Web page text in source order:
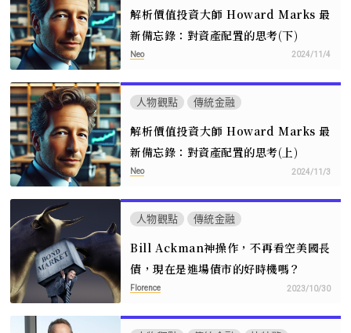
解析價值投資大師 Howard Marks 最
新備忘錄：對資產配置的思考(下)
Neo 2024/11/4
人物觀點 傳統金融
解析價值投資大師 Howard Marks 最
新備忘錄：對資產配置的思考(上)
Neo 2024/11/3
人物觀點 傳統金融
Bill Ackman神操作，不再看空美國長
債，現在是進場債市的好時機嗎？
Florence 2023/10/30